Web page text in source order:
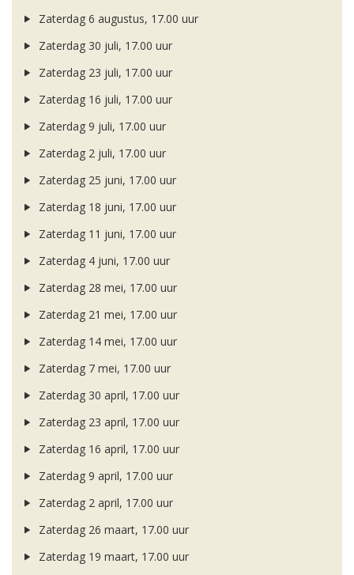
Zaterdag 6 augustus, 17.00 uur
Zaterdag 30 juli, 17.00 uur
Zaterdag 23 juli, 17.00 uur
Zaterdag 16 juli, 17.00 uur
Zaterdag 9 juli, 17.00 uur
Zaterdag 2 juli, 17.00 uur
Zaterdag 25 juni, 17.00 uur
Zaterdag 18 juni, 17.00 uur
Zaterdag 11 juni, 17.00 uur
Zaterdag 4 juni, 17.00 uur
Zaterdag 28 mei, 17.00 uur
Zaterdag 21 mei, 17.00 uur
Zaterdag 14 mei, 17.00 uur
Zaterdag 7 mei, 17.00 uur
Zaterdag 30 april, 17.00 uur
Zaterdag 23 april, 17.00 uur
Zaterdag 16 april, 17.00 uur
Zaterdag 9 april, 17.00 uur
Zaterdag 2 april, 17.00 uur
Zaterdag 26 maart, 17.00 uur
Zaterdag 19 maart, 17.00 uur